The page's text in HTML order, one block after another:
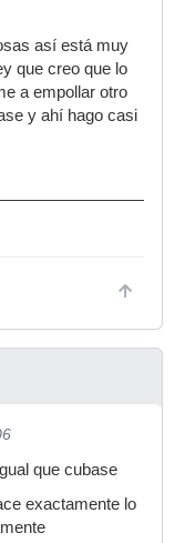
así está muy
que creo que lo
a empollar otro
y ahí hago casi
que cubase
exactamente lo